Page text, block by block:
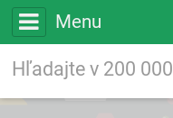
Menu
Vyhľadávanie